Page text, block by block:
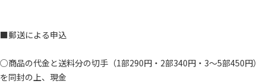
■郵送による申込
○商品の代金と送料分の切手（1部290円・2部340円・3～5部450円）
を同封の上、現金